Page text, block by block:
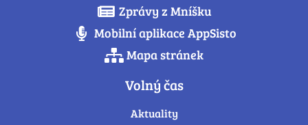
Zprávy z Mníšku
Mobilní aplikace AppSisto
Mapa stránek
Volný čas
Aktuality